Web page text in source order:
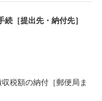
［提出先・納付先］
税額の納付［郵便局ま